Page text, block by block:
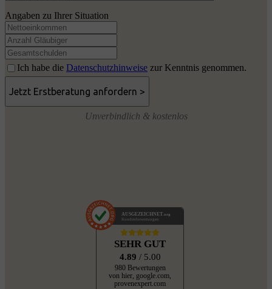
Angaben zu Ihrer Situation
Ich habe die Datenschutzhinweise zur Kenntnis genommen.
Unverbindlich & kostenlos
AUSGEZEICHNET .org
Kundenbewertungen
SEHR GUT
4.89 / 5.00
980 Bewertungen
von hier, google.com,
provenexpert.com